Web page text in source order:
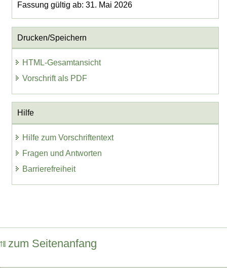
Fassung gültig ab: 31. Mai 2026
Drucken/Speichern
HTML-Gesamtansicht
Vorschrift als PDF
Hilfe
Hilfe zum Vorschriftentext
Fragen und Antworten
Barrierefreiheit
zum Seitenanfang